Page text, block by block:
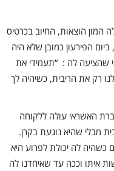
המון הוצאות, החיוב בכרטיס
באותו חודש הגיע ל – 20,000 ₪ , ביום הפירעון כמובן שלא היה
שהציעה לה : “תעמידי את
רק את הריבית, כשיהיה לך
האשראי עולה ללקוחה
מבלי שהיא נוגעת בקרן.
וכמובן שגם כשהיה לה יכולת לפרוע היא
איתו וככה עד שאיחדנו לה